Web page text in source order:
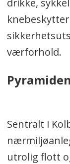
drikke,
værforhold.
Pyramiden
Sentralt i
utrolig flott